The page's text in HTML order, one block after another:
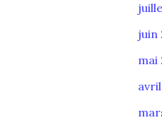
juin
mai